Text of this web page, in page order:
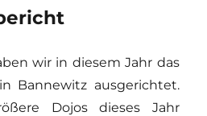
wir in diesem Jahr das
Bannewitz ausgerichtet.
Dojos dieses Jahr